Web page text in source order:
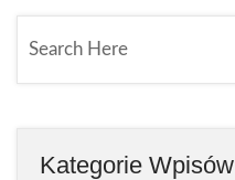
Kategorie Wpisów